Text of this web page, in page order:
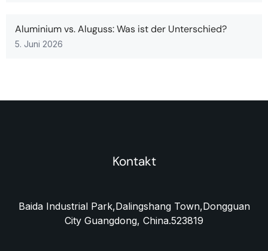
Aluminium vs. Aluguss: Was ist der Unterschied?
5. Juni 2026
Kontakt
Baida Industrial Park,Dalingshang Town,Dongguan
City Guangdong, China.523819